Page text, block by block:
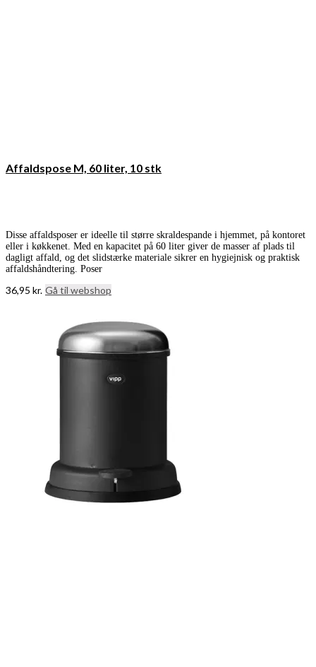
Affaldspose M, 60 liter, 10 stk
Disse affaldsposer er ideelle til større skraldespande i hjemmet, på kontoret
eller i køkkenet. Med en kapacitet på 60 liter giver de masser af plads til
dagligt affald, og det slidstærke materiale sikrer en hygiejnisk og praktisk
affaldshåndtering. Poser
36,95 kr. Gå til webshop